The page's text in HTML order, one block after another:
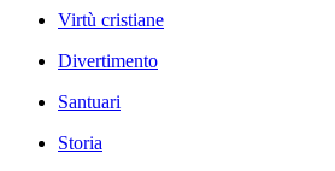
Virtù cristiane
Divertimento
Santuari
Storia